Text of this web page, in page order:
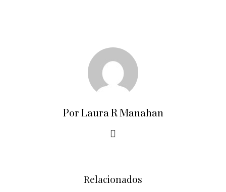
Por Laura R Manahan
Relacionados